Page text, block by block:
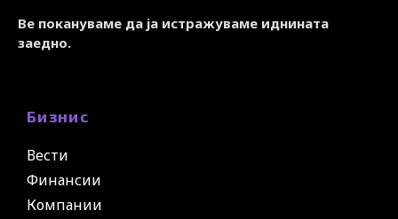
Ве покануваме да ја истражуваме иднината
заедно.
Бизнис
Вести
Финансии
Компании